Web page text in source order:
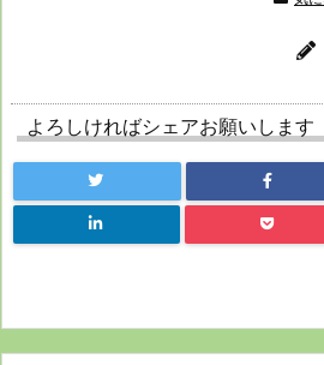
よろしければシェアお願いします